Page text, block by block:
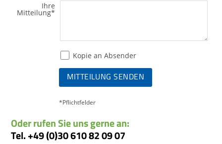
Ihre
Mitteilung*
Kopie an Absender
MITTEILUNG SENDEN
*Pflichtfelder
Oder rufen Sie uns gerne an:
Tel. +49 (0)30 610 82 09 07